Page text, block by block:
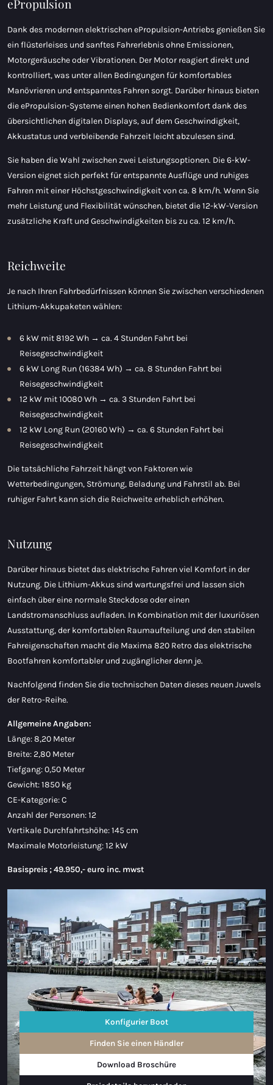
ePropulsion
Dank des modernen elektrischen ePropulsion-Antriebs genießen Sie
ein flüsterleises und sanftes Fahrerlebnis ohne Emissionen,
Motorgeräusche oder Vibrationen. Der Motor reagiert direkt und
kontrolliert, was unter allen Bedingungen für komfortables
Manövrieren und entspanntes Fahren sorgt. Darüber hinaus bieten
die ePropulsion-Systeme einen hohen Bedienkomfort dank des
übersichtlichen digitalen Displays, auf dem Geschwindigkeit,
Akkustatus und verbleibende Fahrzeit leicht abzulesen sind.
Sie haben die Wahl zwischen zwei Leistungsoptionen. Die 6-kW-
Version eignet sich perfekt für entspannte Ausflüge und ruhiges
Fahren mit einer Höchstgeschwindigkeit von ca. 8 km/h. Wenn Sie
mehr Leistung und Flexibilität wünschen, bietet die 12-kW-Version
zusätzliche Kraft und Geschwindigkeiten bis zu ca. 12 km/h.
Reichweite
Je nach Ihren Fahrbedürfnissen können Sie zwischen verschiedenen
Lithium-Akkupaketen wählen:
6 kW mit 8192 Wh → ca. 4 Stunden Fahrt bei
Reisegeschwindigkeit
6 kW Long Run (16384 Wh) → ca. 8 Stunden Fahrt bei
Reisegeschwindigkeit
12 kW mit 10080 Wh → ca. 3 Stunden Fahrt bei
Reisegeschwindigkeit
12 kW Long Run (20160 Wh) → ca. 6 Stunden Fahrt bei
Reisegeschwindigkeit
Die tatsächliche Fahrzeit hängt von Faktoren wie
Wetterbedingungen, Strömung, Beladung und Fahrstil ab. Bei
ruhiger Fahrt kann sich die Reichweite erheblich erhöhen.
Nutzung
Darüber hinaus bietet das elektrische Fahren viel Komfort in der
Nutzung. Die Lithium-Akkus sind wartungsfrei und lassen sich
einfach über eine normale Steckdose oder einen
Landstromanschluss aufladen. In Kombination mit der luxuriösen
Ausstattung, der komfortablen Raumaufteilung und den stabilen
Fahreigenschaften macht die Maxima 820 Retro das elektrische
Bootfahren komfortabler und zugänglicher denn je.
Nachfolgend finden Sie die technischen Daten dieses neuen Juwels
der Retro-Reihe.
Allgemeine Angaben:
Länge: 8,20 Meter
Breite: 2,80 Meter
Tiefgang: 0,50 Meter
Gewicht: 1850 kg
CE-Kategorie: C
Anzahl der Personen: 12
Vertikale Durchfahrtshöhe: 145 cm
Maximale Motorleistung: 12 kW
Basispreis ; 49.950,- euro inc. mwst
Konfigurier Boot
Finden Sie einen Händler
Download Broschüre